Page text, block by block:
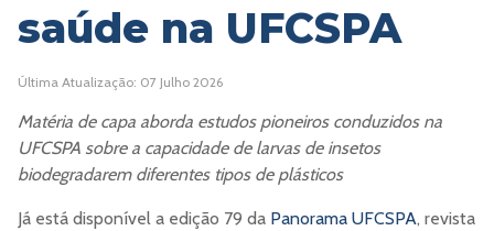
saúde na UFCSPA
Última Atualização: 07 Julho 2026
Matéria de capa aborda estudos pioneiros conduzidos na
UFCSPA sobre a capacidade de larvas de insetos
biodegradarem diferentes tipos de plásticos
Já está disponível a edição 79 da Panorama UFCSPA, revista